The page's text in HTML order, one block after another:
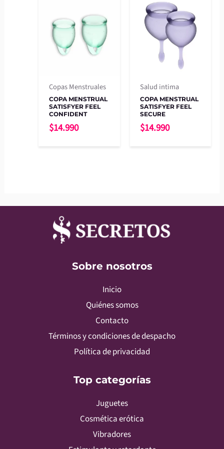
Copas Menstruales
COPA MENSTRUAL
SATISFYER FEEL
CONFIDENT
$14.990
Salud intima
COPA MENSTRUAL
SATISFYER FEEL
SECURE
$14.990
Sobre nosotros
Inicio
Quiénes somos
Contacto
Términos y condiciones de despacho
Política de privacidad
Top categorías
Juguetes
Cosmética erótica
Vibradores